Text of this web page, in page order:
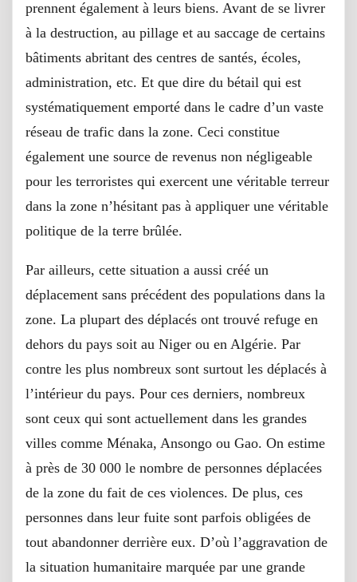
prennent également à leurs biens. Avant de se livrer
à la destruction, au pillage et au saccage de certains
bâtiments abritant des centres de santés, écoles,
administration, etc. Et que dire du bétail qui est
systématiquement emporté dans le cadre d’un vaste
réseau de trafic dans la zone. Ceci constitue
également une source de revenus non négligeable
pour les terroristes qui exercent une véritable terreur
dans la zone n’hésitant pas à appliquer une véritable
politique de la terre brûlée.
Par ailleurs, cette situation a aussi créé un
déplacement sans précédent des populations dans la
zone. La plupart des déplacés ont trouvé refuge en
dehors du pays soit au Niger ou en Algérie. Par
contre les plus nombreux sont surtout les déplacés à
l’intérieur du pays. Pour ces derniers, nombreux
sont ceux qui sont actuellement dans les grandes
villes comme Ménaka, Ansongo ou Gao. On estime
à près de 30 000 le nombre de personnes déplacées
de la zone du fait de ces violences. De plus, ces
personnes dans leur fuite sont parfois obligées de
tout abandonner derrière eux. D’où l’aggravation de
la situation humanitaire marquée par une grande